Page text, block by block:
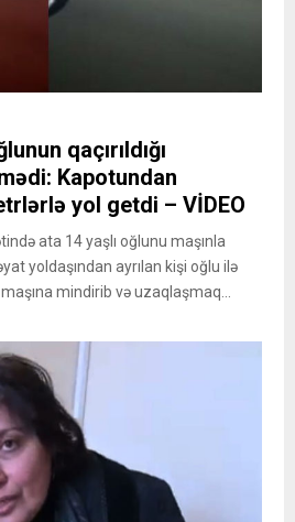
qaçırıldığı
Kapotundan
yol getdi – VİDEO
ata 14 yaşlı oğlunu maşınla
yoldaşından ayrılan kişi oğlu ilə
mindirib və uzaqlaşmaq...